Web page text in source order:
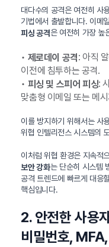
대다수의 공격은 여전히 사
기법에서 출발합니다. 이메
피싱 공격은 여전히 가장 높
• 제로데이 공격: 아직
이전에 침투하는 공격.
• 피싱 및 스피어 피싱:
맞춤형 이메일 또는 메
이를 방지하기 위해서는 사
위협 인텔리전스 시스템의
이처럼 위협 환경은 지속적
보안 강화는 단순히 시스템
공격 트렌드에 빠르게 대응
핵심입니다.
2. 안전한 사용
비밀번호,